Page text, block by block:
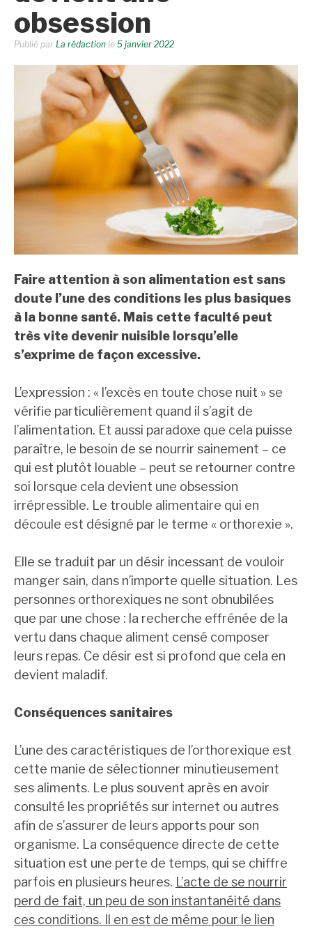
obsession
Publié par La rédaction le 5 janvier 2022
Faire attention à son alimentation est sans
doute l’une des conditions les plus basiques
à la bonne santé. Mais cette faculté peut
très vite devenir nuisible lorsqu’elle
s’exprime de façon excessive.
L’expression : « l’excès en toute chose nuit » se
vérifie particulièrement quand il s’agit de
l’alimentation. Et aussi paradoxe que cela puisse
paraître, le besoin de se nourrir sainement – ce
qui est plutôt louable – peut se retourner contre
soi lorsque cela devient une obsession
irrépressible. Le trouble alimentaire qui en
découle est désigné par le terme « orthorexie ».
Elle se traduit par un désir incessant de vouloir
manger sain, dans n’importe quelle situation. Les
personnes orthorexiques ne sont obnubilées
que par une chose : la recherche effrénée de la
vertu dans chaque aliment censé composer
leurs repas. Ce désir est si profond que cela en
devient maladif.
Conséquences sanitaires
L’une des caractéristiques de l’orthorexique est
cette manie de sélectionner minutieusement
ses aliments. Le plus souvent après en avoir
consulté les propriétés sur internet ou autres
afin de s’assurer de leurs apports pour son
organisme. La conséquence directe de cette
situation est une perte de temps, qui se chiffre
parfois en plusieurs heures. L’acte de se nourrir
perd de fait, un peu de son instantanéité dans
ces conditions. Il en est de même pour le lien